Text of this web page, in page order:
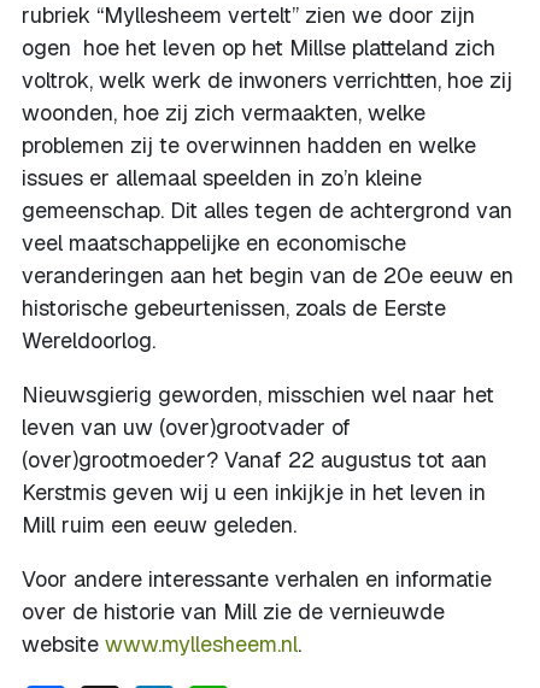
rubriek “Myllesheem vertelt” zien we door zijn
ogen hoe het leven op het Millse platteland zich
voltrok, welk werk de inwoners verrichtten, hoe zij
woonden, hoe zij zich vermaakten, welke
problemen zij te overwinnen hadden en welke
issues er allemaal speelden in zo’n kleine
gemeenschap. Dit alles tegen de achtergrond van
veel maatschappelijke en economische
veranderingen aan het begin van de 20e eeuw en
historische gebeurtenissen, zoals de Eerste
Wereldoorlog.
Nieuwsgierig geworden, misschien wel naar het
leven van uw (over)grootvader of
(over)grootmoeder? Vanaf 22 augustus tot aan
Kerstmis geven wij u een inkijkje in het leven in
Mill ruim een eeuw geleden.
Voor andere interessante verhalen en informatie
over de historie van Mill zie de vernieuwde
website www.myllesheem.nl.